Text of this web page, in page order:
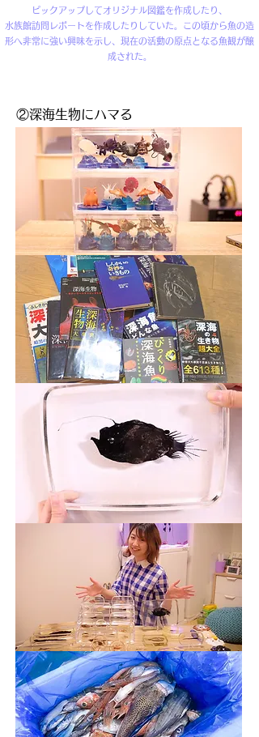
ピックアップしてオリジナル図鑑を作成したり、
水族館訪問レポートを作成したりしていた。この頃から魚の造
形へ非常に強い興味を示し、現在の活動の原点となる魚観が醸
成された。
②深海生物にハマる